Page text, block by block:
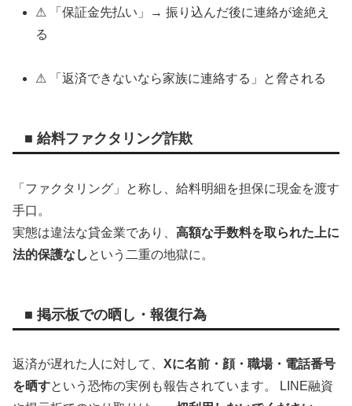
⚠ 「保証金先払い」→ 振り込んだ後に連絡が途絶え
る
⚠ 「返済できないなら家族に連絡する」と脅される
■ 給料ファクタリング詐欺
「ファクタリング」と称し、給料明細を担保に現金を渡す
手口。
実態は違法な貸金業であり、 高額な手数料を取られた上に
法的保護なし という二重の地獄に。
■ 掲示板での晒し・報復行為
返済が遅れた人に対して、 Xに名前・顔・職場・電話番号
を晒すという恐怖の実例も報告されています。 LINE融資